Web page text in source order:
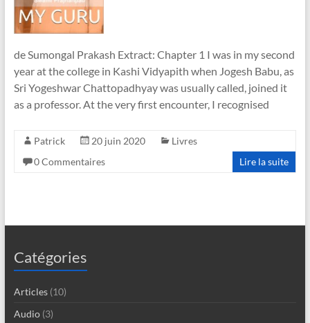
de Sumongal Prakash Extract: Chapter 1 I was in my second
year at the college in Kashi Vidyapith when Jogesh Babu, as
Sri Yogeshwar Chattopadhyay was usually called, joined it
as a professor. At the very first encounter, I recognised
Patrick 20 juin 2020
Livres
0 Commentaires
Lire la suite
Catégories
Articles(10)
Audio(3)